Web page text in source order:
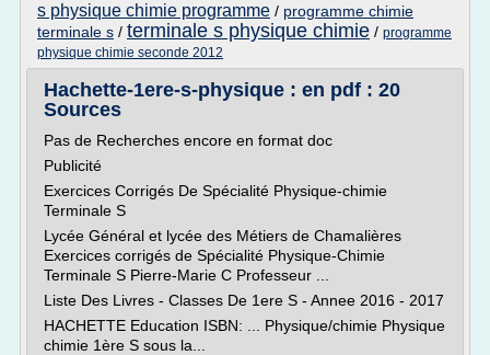
s physique chimie programme / programme chimie
terminale s / terminale s physique chimie / programme
physique chimie seconde 2012
Hachette-1ere-s-physique : en pdf : 20
Sources
Pas de Recherches encore en format doc
Publicité
Exercices Corrigés De Spécialité Physique-chimie
Terminale S
Lycée Général et lycée des Métiers de Chamalières
Exercices corrigés de Spécialité Physique-Chimie
Terminale S Pierre-Marie C Professeur ...
Liste Des Livres - Classes De 1ere S - Annee 2016 - 2017
HACHETTE Education ISBN: ... Physique/chimie Physique
chimie 1ère S sous la...